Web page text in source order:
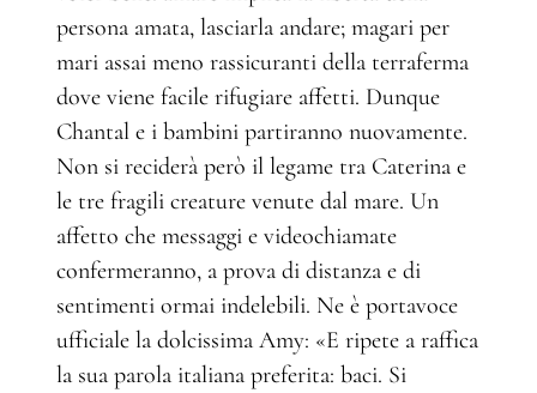
persona amata, lasciarla andare; magari per
mari assai meno rassicuranti della terraferma
dove viene facile rifugiare affetti. Dunque
Chantal e i bambini partiranno nuovamente.
Non si reciderà però il legame tra Caterina e
le tre fragili creature venute dal mare. Un
affetto che messaggi e videochiamate
confermeranno, a prova di distanza e di
sentimenti ormai indelebili. Ne è portavoce
ufficiale la dolcissima Amy: «E ripete a raffica
la sua parola italiana preferita: baci. Si